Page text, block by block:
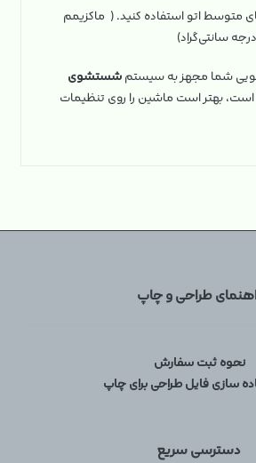
متوسط اتو استفاده کنید. ( ماکزیمم
شما مجهز به سیستمشستشوی
است، بهتر است ماشین را روی تنظیمات
طراحی و چاپ
نحوه ثبت سفارش
سازی فایل طراحی برای چاپ
دسترسی سریع